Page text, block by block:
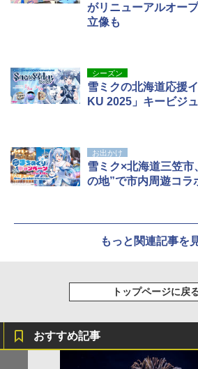
がリニューアルオー
立像も
シーズン
雪ミクの北海道応援
KU 2025」キービジ
お出かけ
雪ミク×北海道三笠市
の地”で市内周遊コラ
もっと関連記事を
トップページに戻
おすすめ記事